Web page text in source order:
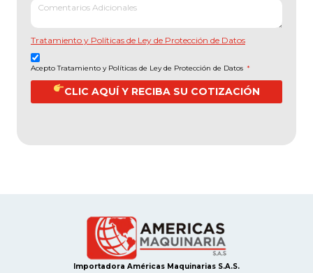
Tratamiento y Políticas de Ley de Protección de Datos
Acepto Tratamiento y Políticas de Ley de Protección de Datos *
CLIC AQUÍ Y RECIBA SU COTIZACIÓN
Importadora Américas Maquinarias S.A.S.